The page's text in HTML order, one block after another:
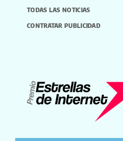
TODAS LAS NOTICIAS
CONTRATAR PUBLICIDAD